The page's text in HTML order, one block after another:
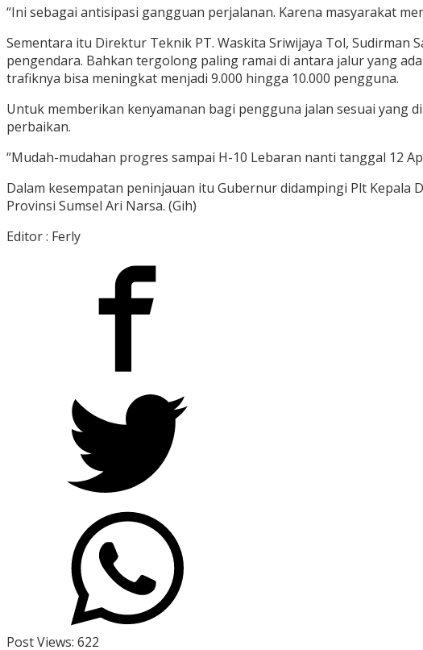
“Ini sebagai antisipasi gangguan perjalanan. Karena masyarakat
Sementara itu Direktur Teknik PT. Waskita Sriwijaya Tol,
pengendara. Bahkan tergolong paling ramai di antara jalur yang
trafiknya bisa meningkat menjadi 9.000 hingga 10.000 pengguna.
Untuk memberikan kenyamanan bagi pengguna jalan sesuai yang
perbaikan.
“Mudah-mudahan progres sampai H-10 Lebaran nanti tanggal 12
Dalam kesempatan peninjauan itu Gubernur didampingi Plt Kepala
Provinsi Sumsel Ari Narsa. (Gih)
Editor : Ferly
Post Views: 622